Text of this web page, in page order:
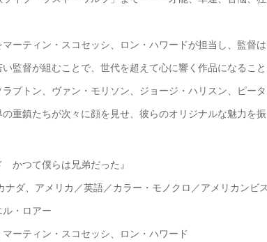
ーティン・スコセッシ、ロン・ハワードが担当し、監督
監督が組むことで、世代を超えて心に響く作品になるこ
プトン、ヴァン・モリソン、ジョージ・ハリスン、ピー
重鎮たちが次々に顔を見せ、彼らのオリジナルな魅力を振
かつて僕らは兄弟だった』
ナダ、アメリカ／英語／カラー・モノクロ／アメリカンビ
・ロアー
ーティン・スコセッシ、ロン・ハワード